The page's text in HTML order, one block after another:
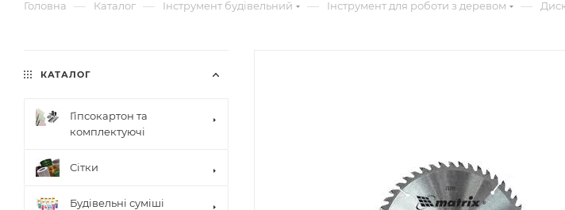
Головна — Каталог — Інструмент будівельний — Інструмент для роботи з деревом —
КАТАЛОГ
Гіпсокартон та
комплектуючі
Сітки
Будівельні суміші